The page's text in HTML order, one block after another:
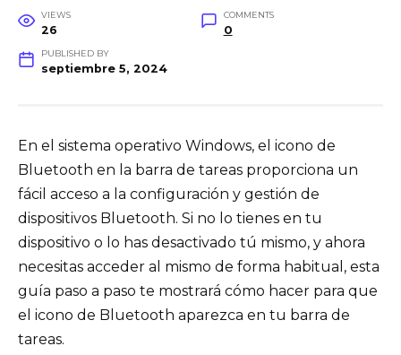
VIEWS
26
COMMENTS
0
PUBLISHED BY
septiembre 5, 2024
En el sistema operativo Windows, el icono de
Bluetooth en la barra de tareas proporciona un
fácil acceso a la configuración y gestión de
dispositivos Bluetooth. Si no lo tienes en tu
dispositivo o lo has desactivado tú mismo, y ahora
necesitas acceder al mismo de forma habitual, esta
guía paso a paso te mostrará cómo hacer para que
el icono de Bluetooth aparezca en tu barra de
tareas.